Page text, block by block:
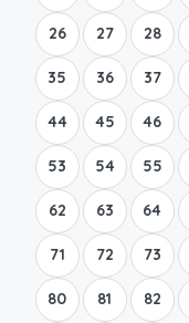
26 27 28
35 36 37
44 45 46
53 54 55
62 63 64
71 72 73
80 81 82